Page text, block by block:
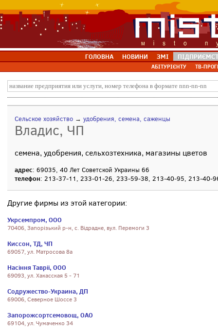
ГОЛОВНА НОВИНИ ЗМІ
АБІТУРІЄНТУ ТВ-
Сельское хозяйство → удобрения, семена, саженцы
Владис, ЧП
семена, удобрения, сельхозтехника, магазины цветов
адрес: 69035, 40 Лет Советской Украины 66
телефон: 213-37-11, 233-01-26, 233-59-38, 213-40-95, 213-40-
Другие фирмы из этой категории:
Укрсемпром, ООО
70406, Запорiзький р-н, с. Вiдрадне, вул. Перемоги 3
Киссон, ТД, ЧП
69057, ул. Матросова 8а
Насiння Таврii, ООО
69093, ул. Хакасская 5 - 71
Содружество-Украина, ДП
69006, Северное Шоссе 3
Запорожсортсемовощ, ОАО
69104, ул. Чумаченко 34